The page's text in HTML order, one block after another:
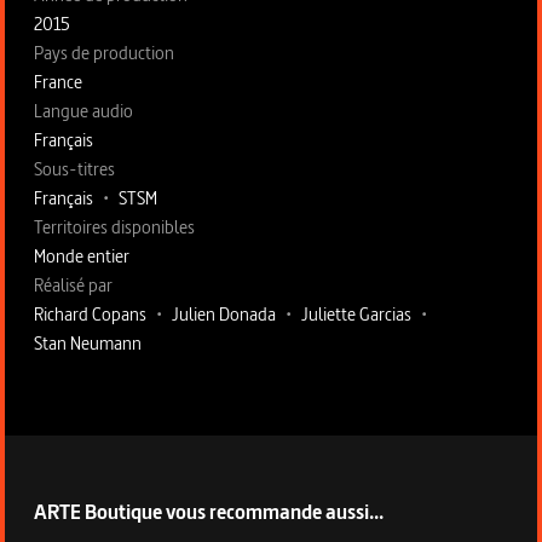
2015
Pays de production
France
Langue audio
Français
Sous-titres
Français • STSM
Territoires disponibles
Monde entier
Fiche technique section droite
Réalisé par
Richard Copans • Julien Donada • Juliette Garcias •
Stan Neumann
ARTE Boutique vous recommande aussi...